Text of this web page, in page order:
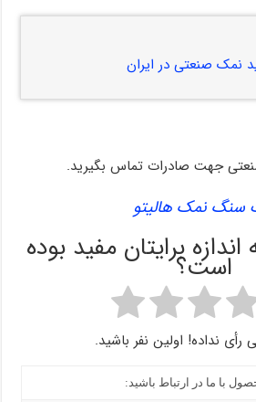
نمک صنعتی در ایران
جهت صادرات تماس بگیرید.
سنگ نمک هالیتو
برایتان مفید بوده
است؟
رأی نداده! اولین نفر باشید.
با ما در ارتباط باشید: